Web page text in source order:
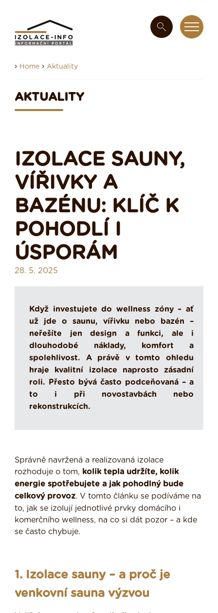
› Home › Aktuality
AKTUALITY
IZOLACE SAUNY,
VÍŘIVKY A
BAZÉNU: KLÍČ K
POHODLÍ I
ÚSPORÁM
28. 5. 2025
Když investujete do wellness zóny – ať
už jde o saunu, vířivku nebo bazén –
neřešíte jen design a funkci, ale i
dlouhodobé náklady, komfort a
spolehlivost. A právě v tomto ohledu
hraje kvalitní izolace naprosto zásadní
roli. Přesto bývá často podceňovaná – a
to i při novostavbách nebo
rekonstrukcích.
Správně navržená a realizovaná izolace
rozhoduje o tom, kolik tepla udržíte, kolik
energie spotřebujete a jak pohodlný bude
celkový provoz. V tomto článku se podíváme na
to, jak se izolují jednotlivé prvky domácího i
komerčního wellness, na co si dát pozor – a kde
se často chybuje.
1. Izolace sauny – a proč je
venkovní sauna výzvou